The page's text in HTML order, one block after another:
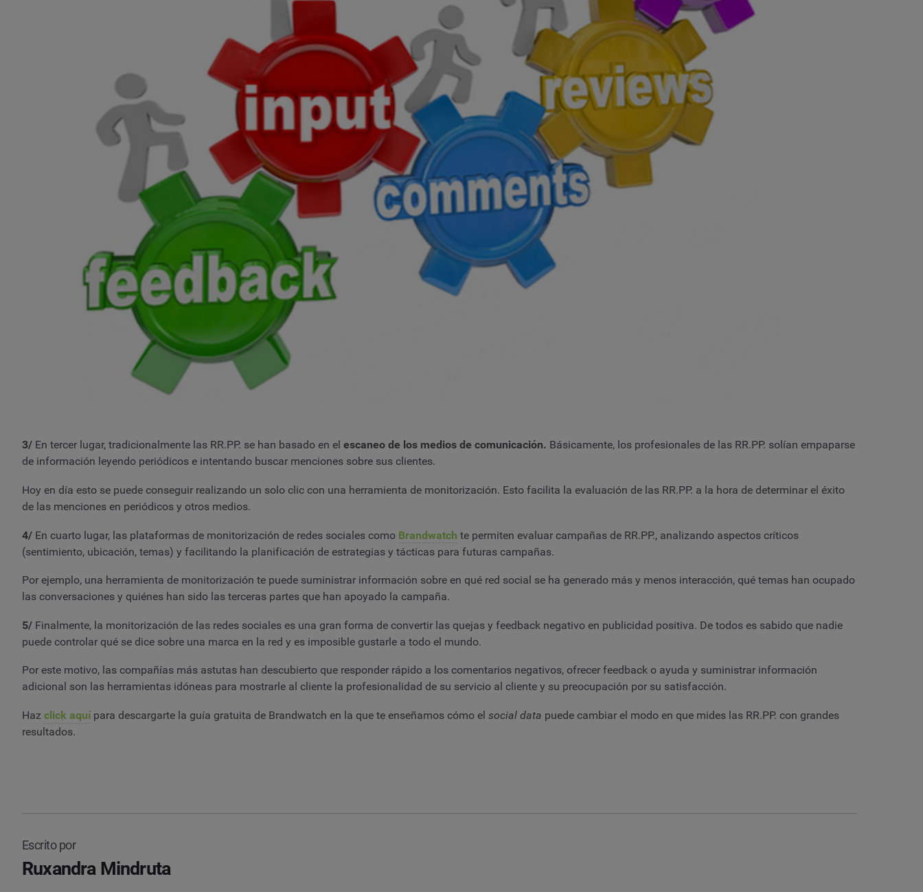
3/ En tercer lugar, tradicionalmente las RR.PP. se han basado en el escaneo de los medios de comunicación. Básicamente, los profesionales de las RR.PP. solían empaparse
de información leyendo periódicos e intentando buscar menciones sobre sus clientes.
Hoy en día esto se puede conseguir realizando un solo clic con una herramienta de monitorización. Esto facilita la evaluación de las RR.PP. a la hora de determinar el éxito
de las menciones en periódicos y otros medios.
4/ En cuarto lugar, las plataformas de monitorización de redes sociales como Brandwatch te permiten evaluar campañas de RR.PP., analizando aspectos críticos
(sentimiento, ubicación, temas) y facilitando la planificación de estrategias y tácticas para futuras campañas.
Por ejemplo, una herramienta de monitorización te puede suministrar información sobre en qué red social se ha generado más y menos interacción, qué temas han ocupado
las conversaciones y quiénes han sido las terceras partes que han apoyado la campaña.
5/ Finalmente, la monitorización de las redes sociales es una gran forma de convertir las quejas y feedback negativo en publicidad positiva. De todos es sabido que nadie
puede controlar qué se dice sobre una marca en la red y es imposible gustarle a todo el mundo.
Por este motivo, las compañías más astutas han descubierto que responder rápido a los comentarios negativos, ofrecer feedback o ayuda y suministrar información
adicional son las herramientas idóneas para mostrarle al cliente la profesionalidad de su servicio al cliente y su preocupación por su satisfacción.
Haz click aquípara descargarte la guía gratuita de Brandwatch en la que te enseñamos cómo el social data puede cambiar el modo en que mides las RR.PP. con grandes
resultados.
Escrito por
Ruxandra Mindruta